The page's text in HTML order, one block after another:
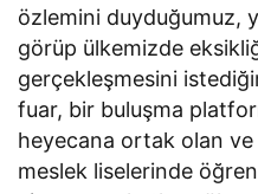
özlemini duyduğumuz,
görüp ülkemizde
gerçekleşmesini
fuar, bir buluşma
heyecana ortak olan
meslek liselerinde